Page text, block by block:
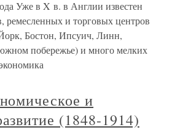
Уже в X в. в Англии известен
ремесленных и торговых центров
Бостон, Ипсуич, Линн,
побережье) и много мелких
и
(1848-1914)